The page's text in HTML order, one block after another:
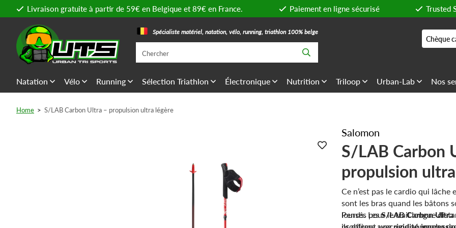
Livraison gratuite à partir de 59€ en Belgique et 89€ en France. Paiement en ligne sécurisé Trusted
Spécialiste matériel, natation, vélo, running, triathlon 100% belge
Chèque
Natation Vélo Running Sélection Triathlon Électronique Nutrition Triloop Urban-Lab Nos
Home > S/LAB Carbon Ultra – propulsion ultra légère
Salomon
S/LAB Carbon
propulsion
Ce n’est pas le cardio qui lâche
sont les bras quand les bâtons
lourds. LesS/LAB Carbon Ultra
Pensés pour le trail longue